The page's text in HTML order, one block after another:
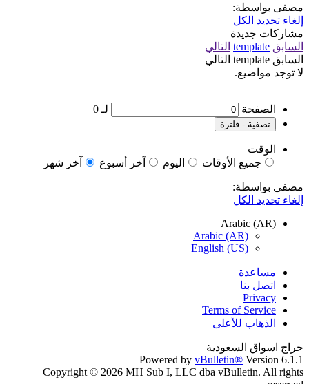
مصفى بواسطة:
إلغاء تحديد الكل
مشاركات جديدة
السابق template التالي
السابق template التالي
لا توجد مواضيع.
الصفحة لـ 0
تصفية - فلترة
الوقت
جميع الأوقات
اليوم آخر أسبوع آخر شهر
مصفى بواسطة:
إلغاء تحديد الكل
Arabic (AR)
Arabic (AR)
English (US)
مساعدة
اتصل بنا
Privacy
Terms of Service
الذهاب للأعلى
حراج اسواق السعودية
Powered by vBulletin® Version 6.1.1
Copyright © 2026 MH Sub I, LLC dba vBulletin. All rights